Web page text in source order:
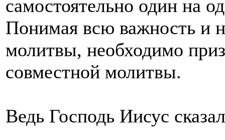
самостоятельно один на
Понимая всю важность и
молитвы, необходимо
совместной молитвы.
Ведь Господь Иисус